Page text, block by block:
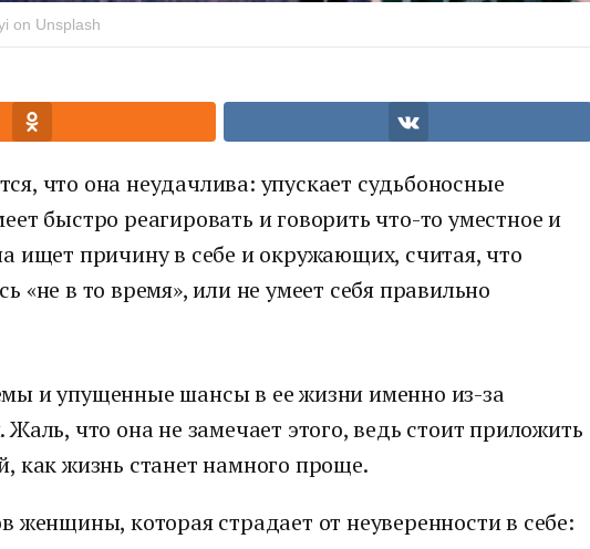
on Unsplash
что она неудачлива: упускает судьбоносные
быстро реагировать и говорить что-то уместное и
ищет причину в себе и окружающих, считая, что
«не в то время», или не умеет себя правильно
и упущенные шансы в ее жизни именно из-за
Жаль, что она не замечает этого, ведь стоит приложить
как жизнь станет намного проще.
женщины, которая страдает от неуверенности в себе: